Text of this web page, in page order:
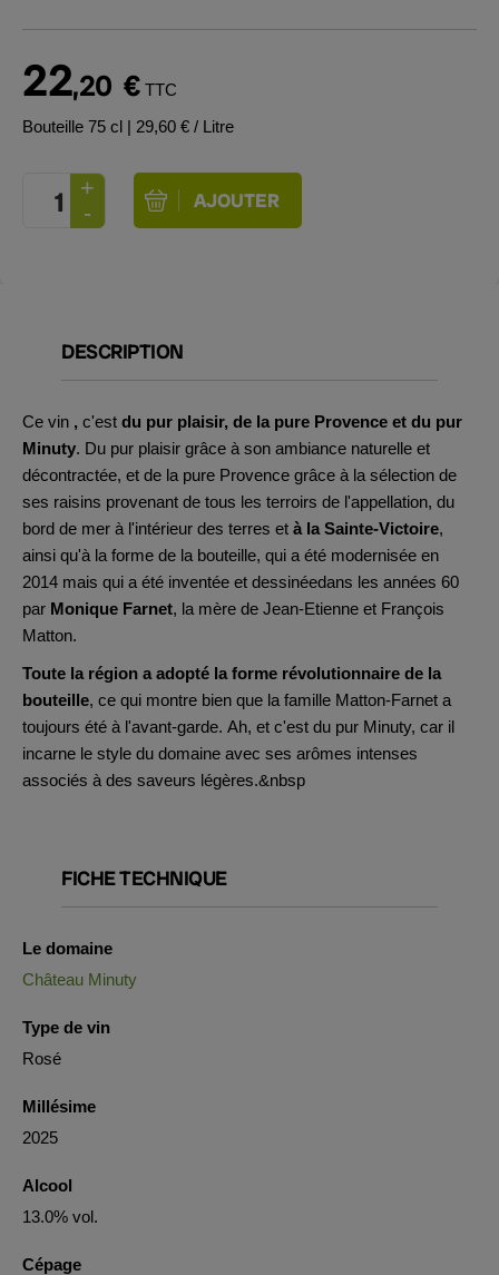
22,20 € TTC
Bouteille 75 cl | 29,60 € / Litre
DESCRIPTION
Ce vin , c'est du pur plaisir, de la pure Provence et du pur
Minuty. Du pur plaisir grâce à son ambiance naturelle et
décontractée, et de la pure Provence grâce à la sélection de
ses raisins provenant de tous les terroirs de l'appellation, du
bord de mer à l'intérieur des terres et à la Sainte-Victoire,
ainsi qu'à la forme de la bouteille, qui a été modernisée en
2014 mais qui a été inventée et dessinéedans les années 60
par Monique Farnet, la mère de Jean-Etienne et François
Matton.
Toute la région a adopté la forme révolutionnaire de la
bouteille, ce qui montre bien que la famille Matton-Farnet a
toujours été à l'avant-garde. Ah, et c'est du pur Minuty, car il
incarne le style du domaine avec ses arômes intenses
associés à des saveurs légères.&nbsp
FICHE TECHNIQUE
Le domaine
Château Minuty
Type de vin
Rosé
Millésime
2025
Alcool
13.0% vol.
Cépage